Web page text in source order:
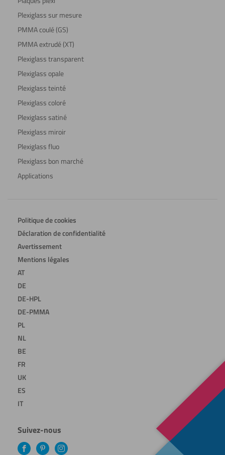
Plexiglass sur mesure
PMMA coulé (GS)
PMMA extrudé (XT)
Plexiglass transparent
Plexiglass opale
Plexiglass teinté
Plexiglass coloré
Plexiglass satiné
Plexiglass miroir
Plexiglass fluo
Plexiglass bon marché
Applications
Politique de cookies
Déclaration de confidentialité
Avertissement
Mentions légales
AT
DE
DE-HPL
DE-PMMA
PL
NL
BE
FR
UK
ES
IT
Suivez-nous